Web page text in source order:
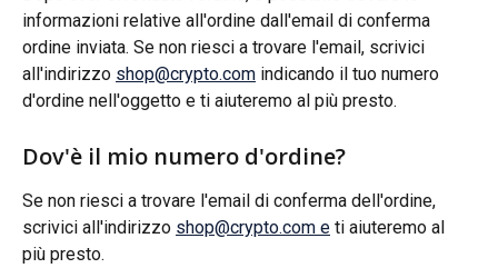
informazioni relative all'ordine dall'email di conferma
ordine inviata. Se non riesci a trovare l'email, scrivici
all'indirizzo shop@crypto.com indicando il tuo numero
d'ordine nell'oggetto e ti aiuteremo al più presto.
Dov'è il mio numero d'ordine?
Se non riesci a trovare l'email di conferma dell'ordine,
scrivici all'indirizzo shop@crypto.com e ti aiuteremo al
più presto.